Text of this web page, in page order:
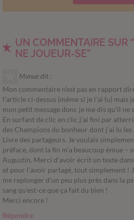
UN COMMENTAIRE SUR
NE JOUEUR-SE”
Manue dit :
Mon commentaire n’est pas en rapport
l’article ci-dessus (même si je l’ai lu) mais
mon petit message donc je me dis qu’il
En surfant de clic en clic j’ai fini par
des Champions du bonheur dont j’ai lu
Livre des partageurs. Je voulais
préface, dont la fin m’a beaucoup émue
Augustin. Merci d’avoir écrit un texte
et pour l’avoir partagé, tout simplement !
me replonger d’un peu plus près dans la
sang qu’est-ce que ça fait du bien !
Merci encore !
Répondre